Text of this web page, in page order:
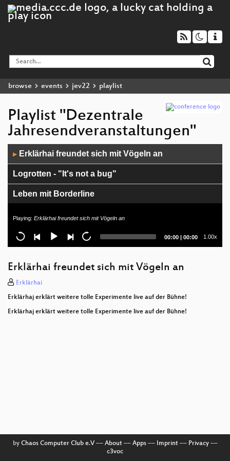
browse events jev22 playlist
Playlist "Dezentrale
Jahresendveranstaltungen"
Player
▶ Erklärhai freundet sich mit Vögeln an
Logrotten - "It's not a bug"
Leben mit Borderline
#22f3 Infrastructure Review
Muntere Abendunterhaltung made in R3S
Freie Netze München
Antisemitismus in München
Erklärhaj baut eine Uhr
Playing: Erklärhai freundet sich mit Vögeln an
Current
00:00 | Total
00:00 1.00x
Erklärhai freundet sich mit Vögeln an
Erklärhai
Erklärhaj erklärt weitere tolle Experimente live auf der Bühne!
Erklärhaj erklärt weitere tolle Experimente live auf der Bühne!
by Chaos Computer Club e.V–– About–– Apps–– Imprint–– Privacy––
c3voc